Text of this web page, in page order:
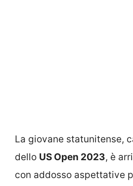
La giovane statunitense,
dello US Open 2023, è
con addosso aspettative